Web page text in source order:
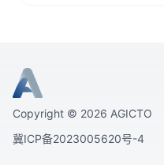
Copyright © 2026 AGICTO
冀ICP备2023005620号-4